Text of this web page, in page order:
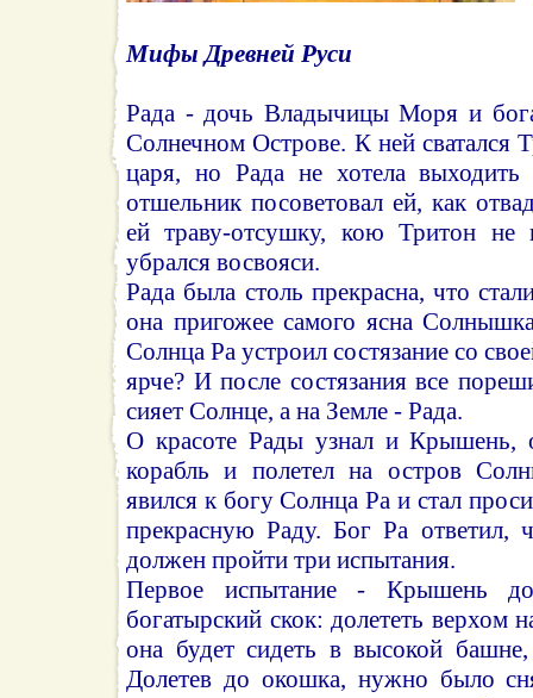
Мифы Древней Руси
Рада - дочь Владычицы Моря и
Солнечном Острове. К ней сватался
царя, но Рада не хотела
отшельник посоветовал ей, как
ей траву-отсушку, кою Тритон не
убрался восвояси.
Рада была столь прекрасна, что
она пригожее самого ясна
Солнца Ра устроил состязание со
ярче? И после состязания все
сияет Солнце, а на Земле - Рада.
О красоте Рады узнал и Крышень,
корабль и полетел на остров
явился к богу Солнца Ра и стал
прекрасную Раду. Бог Ра ответил,
должен пройти три испытания.
Первое испытание - Крышень
богатырский скок: долететь верхом
она будет сидеть в высокой
Долетев до окошка, нужно было